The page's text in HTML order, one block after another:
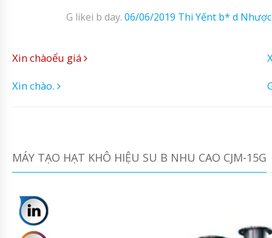
G likei b day. 06/06/2019 Thi Yếnt b* d
Xin chàoểu giá
Xin chào.
MÁY TẠO HẠT KHÔ HIỆU SU B NHU CAO CJM-15G